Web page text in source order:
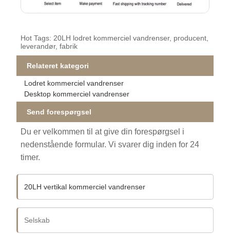
Hot Tags: 20LH lodret kommerciel vandrenser, producent,
leverandør, fabrik
Relateret kategori
Lodret kommerciel vandrenser
Desktop kommerciel vandrenser
Send forespørgsel
Du er velkommen til at give din forespørgsel i
nedenstående formular. Vi svarer dig inden for 24
timer.